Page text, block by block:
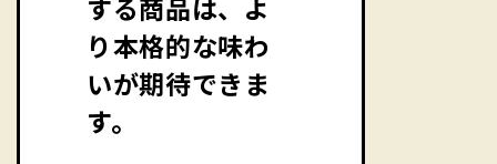
する商品は、よ
り本格的な味わ
いが期待できま
す。